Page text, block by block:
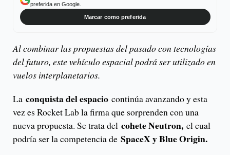
preferida en Google.
Marcar como preferida
Al combinar las propuestas del pasado con tecnologías
del futuro, este vehículo espacial podrá ser utilizado en
vuelos interplanetarios.
La conquista del espacio continúa avanzando y esta
vez es Rocket Lab la firma que sorprenden con una
nueva propuesta. Se trata del cohete Neutron, el cual
podría ser la competencia de SpaceX y Blue Origin.